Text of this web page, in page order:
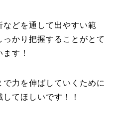
どを通して出やすい範
かり把握することがとて
す！
力を伸ばしていくために
てほしいです！！